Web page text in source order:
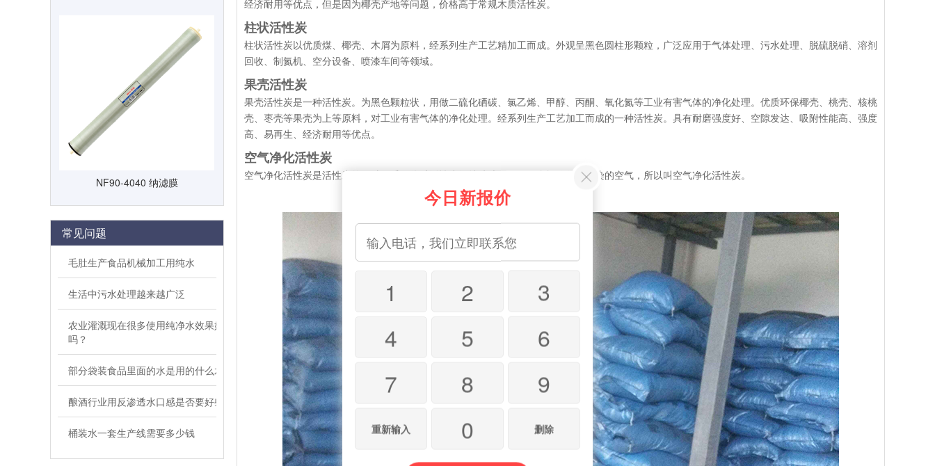
NF90-4040 纳滤膜
常见问题
毛肚生产食品机械加工用纯水
生活中污水处理越来越广泛
农业灌溉现在很多使用纯净水效果好
吗？
部分袋装食品里面的水是用的什么水
酿酒行业用反渗透水口感是否要好些
桶装水一套生产线需要多少钱
经济耐用等优点，但是因为椰壳产地等问题，价格高于常规木质活性炭。
柱状活性炭
柱状活性炭以优质煤、椰壳、木屑为原料，经系列生产工艺精加工而成。外观呈黑色圆柱形颗粒，广泛应用于气体处理、污水处理、脱硫脱硝、溶剂
回收、制氮机、空分设备、喷漆车间等领域。
果壳活性炭
果壳活性炭是一种活性炭。为黑色颗粒状，用做二硫化硒碳、氯乙烯、甲醇、丙酮、氧化氮等工业有害气体的净化处理。优质环保椰壳、桃壳、核桃
壳、枣壳等果壳为上等原料，对工业有害气体的净化处理。经系列生产工艺加工而成的一种活性炭。具有耐磨强度好、空隙发达、吸附性能高、强度
高、易再生、经济耐用等优点。
空气净化活性炭
空气净化活性炭是活性炭的一种，采用优质活性炭经特殊处理，用于专门净化被污染的空气，所以叫空气净化活性炭。
今日新报价
1 2
3
4
5
6
7
8 9
重新输入 0 删除